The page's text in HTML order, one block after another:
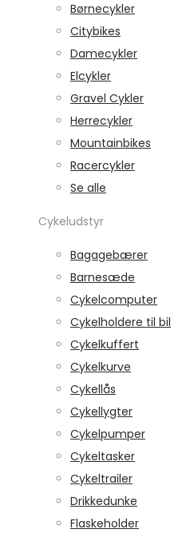
Børnecykler
Citybikes
Damecykler
Elcykler
Gravel Cykler
Herrecykler
Mountainbikes
Racercykler
Se alle
Cykeludstyr
Bagagebærer
Barnesæde
Cykelcomputer
Cykelholdere til bil
Cykelkuffert
Cykelkurve
Cykellås
Cykellygter
Cykelpumper
Cykeltasker
Cykeltrailer
Drikkedunke
Flaskeholder